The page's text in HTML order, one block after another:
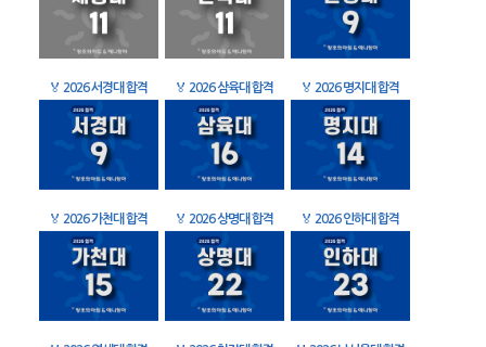
🏅 2026 서경대 합격 🏅 2026 삼육대 합격 🏅 2026 명지대 합격
🏅 2026 가천대 합격 🏅 2026 상명대 합격 🏅 2026 인하대 합격